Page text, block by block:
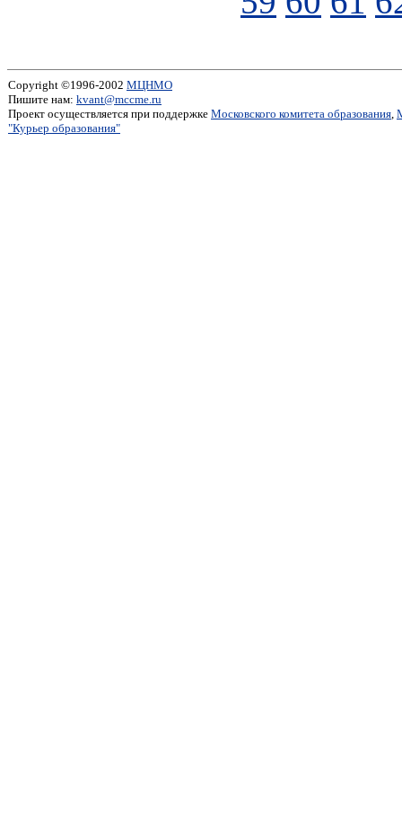
Copyright ©1996-2002 МЦНМО
Пишите нам: kvant@mccme.ru
Проект осуществляется при поддержке Московского комитета образования,
"Курьер образования"